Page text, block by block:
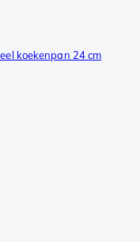
koekenpan 24 cm